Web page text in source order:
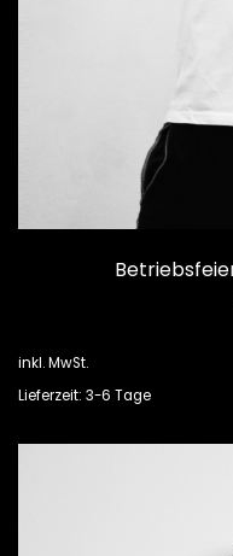
inkl. MwSt.
Lieferzeit: 3-6 Tage